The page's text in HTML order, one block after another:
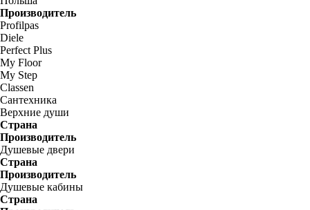
Производитель
Profilpas
Diele
Perfect Plus
My Floor
My Step
Classen
Сантехника
Верхние души
Страна
Производитель
Душевые двери
Страна
Производитель
Душевые кабины
Страна